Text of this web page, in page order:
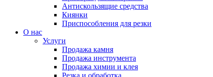
Антискользящие средства
Киянки
Приспособления для резки
О нас
Услуги
Продажа камня
Продажа инструмента
Продажа химии и клея
Резка и обработка